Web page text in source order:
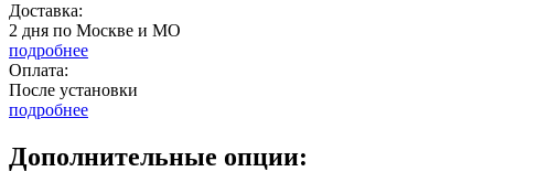
Доставка:
2 дня по Москве и МО
подробнее
Оплата:
После установки
подробнее
Дополнительные опции: